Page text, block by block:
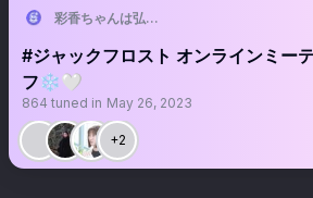
彩香ちゃんは弘子先輩に恋してる【ドラ
#ジャックフロスト オンラインミー
フ❄️🤍
864 tuned in May 26, 2023
+2